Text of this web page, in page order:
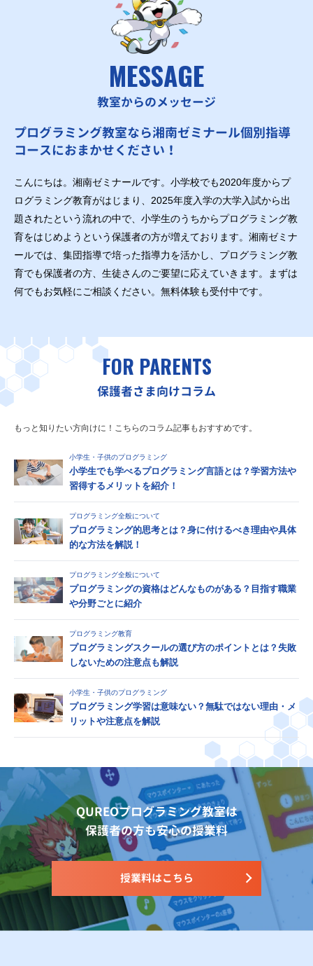
MESSAGE
教室からのメッセージ
プログラミング教室なら湘南ゼミナール個別指導
コースにおまかせください！
こんにちは。湘南ゼミナールです。小学校でも2020年度からプ
ログラミング教育がはじまり、2025年度入学の大学入試から出
題されたという流れの中で、小学生のうちからプログラミング教
育をはじめようという保護者の方が増えております。湘南ゼミナ
ールでは、集団指導で培った指導力を活かし、プログラミング教
育でも保護者の方、生徒さんのご要望に応えていきます。まずは
何でもお気軽にご相談ください。無料体験も受付中です。
FOR PARENTS
保護者さま向けコラム
もっと知りたい方向けに！こちらのコラム記事もおすすめです。
小学生・子供のプログラミング
小学生でも学べるプログラミング言語とは？学習方法や
習得するメリットを紹介！
プログラミング全般について
プログラミング的思考とは？身に付けるべき理由や具体
的な方法を解説！
プログラミング全般について
プログラミングの資格はどんなものがある？目指す職業
や分野ごとに紹介
プログラミング教育
プログラミングスクールの選び方のポイントとは？失敗
しないための注意点も解説
小学生・子供のプログラミング
プログラミング学習は意味ない？無駄ではない理由・メ
リットや注意点を解説
QUREOプログラミング教室は
保護者の方も安心の授業料
授業料はこちら